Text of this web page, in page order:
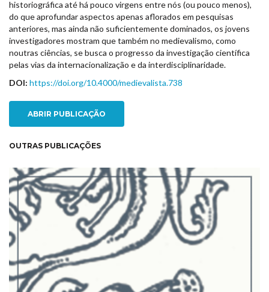
historiográfica até há pouco virgens entre nós (ou pouco menos),
do que aprofundar aspectos apenas aflorados em pesquisas
anteriores, mas ainda não suficientemente dominados, os jovens
investigadores mostram que também no medievalismo, como
noutras ciências, se busca o progresso da investigação científica
pelas vias da internacionalização e da interdisciplinaridade.
DOI: https://doi.org/10.4000/medievalista.738
ABRIR PUBLICAÇÃO
OUTRAS PUBLICAÇÕES
NEW